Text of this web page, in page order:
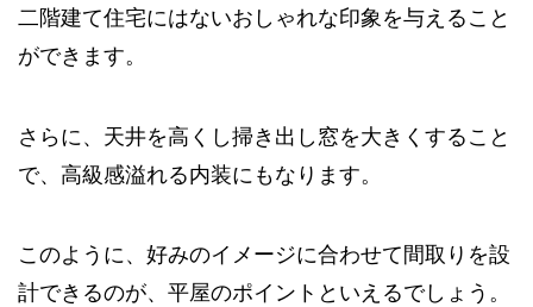
二階建て住宅にはないおしゃれな印象を与えること
ができます。
さらに、天井を高くし掃き出し窓を大きくすること
で、高級感溢れる内装にもなります。
このように、好みのイメージに合わせて間取りを設
計できるのが、平屋のポイントといえるでしょう。